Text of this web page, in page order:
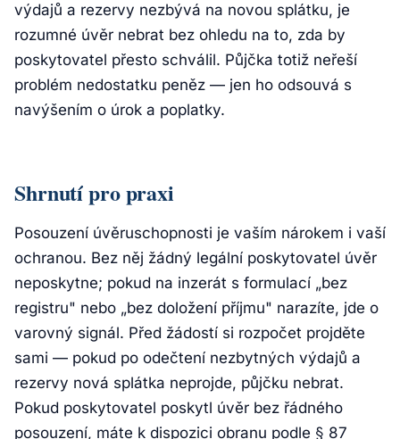
výdajů a rezervy nezbývá na novou splátku, je
rozumné úvěr nebrat bez ohledu na to, zda by
poskytovatel přesto schválil. Půjčka totiž neřeší
problém nedostatku peněz — jen ho odsouvá s
navýšením o úrok a poplatky.
Shrnutí pro praxi
Posouzení úvěruschopnosti je vaším nárokem i vaší
ochranou. Bez něj žádný legální poskytovatel úvěr
neposkytne; pokud na inzerát s formulací „bez
registru" nebo „bez doložení příjmu" narazíte, jde o
varovný signál. Před žádostí si rozpočet projděte
sami — pokud po odečtení nezbytných výdajů a
rezervy nová splátka neprojde, půjčku nebrat.
Pokud poskytovatel poskytl úvěr bez řádného
posouzení, máte k dispozici obranu podle § 87